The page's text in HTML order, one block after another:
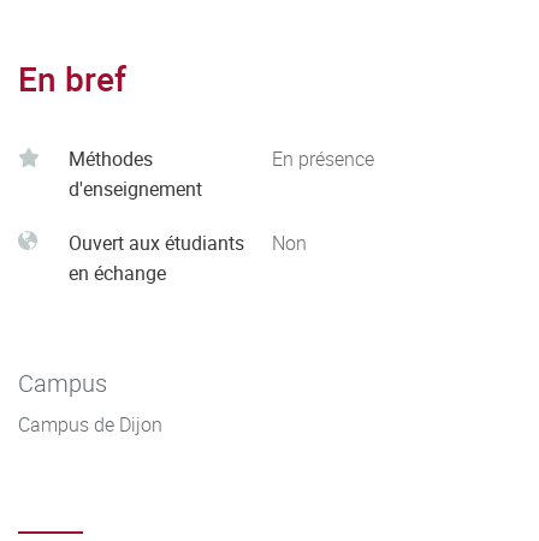
En bref
Méthodes
d'enseignement
En présence
Ouvert aux étudiants
en échange
Non
Campus
Campus de Dijon